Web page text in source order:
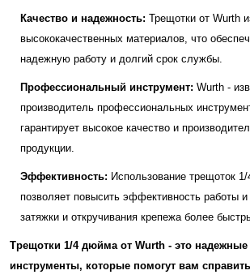
Качество и надежность: Трещотки от Wurth
высококачественных материалов, что
надежную работу и долгий срок службы.
Профессиональный инструмент: Wurth -
производитель профессиональных
гарантирует высокое качество и
продукции.
Эффективность: Использование трещоток
позволяет повысить эффективность работы
затяжки и откручивания крепежа более
Трещотки 1/4 дюйма от Wurth - это
инструменты, которые помогут вам